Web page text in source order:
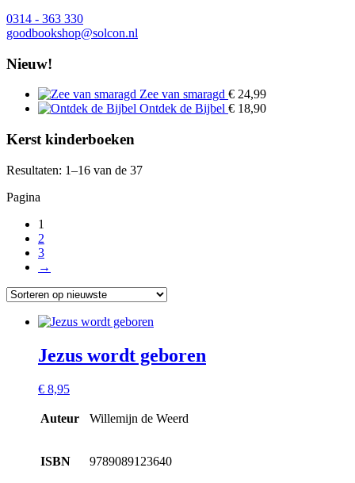
0314 - 363 330
goodbookshop@solcon.nl
Nieuw!
Zee van smaragd € 24,99
Ontdek de Bijbel € 18,90
Kerst kinderboeken
Resultaten: 1–16 van de 37
Pagina
1
2
3
→
Jezus wordt geboren
€ 8,95
Auteur Willemijn de Weerd
ISBN 9789089123640